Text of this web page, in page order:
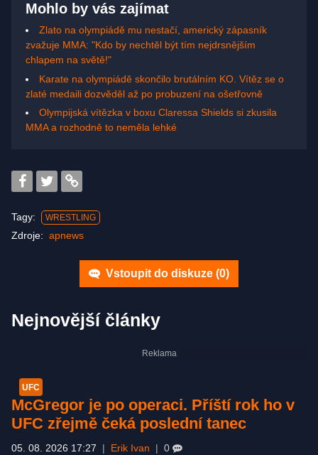
Mohlo by vás zajímat
Zlato na olympiádě mu nestačí, americký zápasník
zvažuje MMA: "Kdo by nechtěl být tím nejdrsnějším
chlapem na světě!"
Karate na olympiádě skončilo brutálním KO. Vítěz se o
zlaté medaili dozvěděl až po probuzení na ošetřovně
Olympijská vítězka v boxu Claressa Shields si zkusila
MMA a rozhodně to neměla lehké
Tagy: WRESTLING
Zdroje: apnews
Vstoupit do diskuze (0)
Nejnovější články
UFC
McGregor je po operaci. Příští rok ho v
UFC zřejmě čeká poslední tanec
05. 08. 2026 17:27 Erik Ivan 0